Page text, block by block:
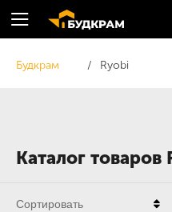
Каталог товаров
Будкрам Ryobi
Сортировать